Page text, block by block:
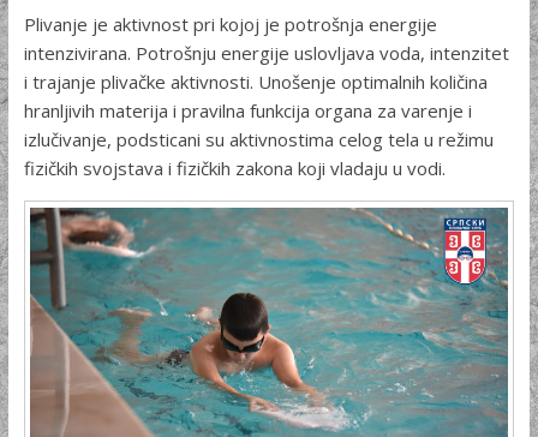
Plivanje je aktivnost pri kojoj je potrošnja energije
intenzivi­rana. Potrošnju energije uslovljava voda, intenzitet
i trajanje pli­vačke aktivnosti. Unošenje optimalnih količina
hranljivih materija i pravilna funkcija organa za varenje i
izlučivanje, podsticani su aktivnostima celog tela u režimu
fizičkih svojstava i fizičkih za­kona koji vladaju u vodi.